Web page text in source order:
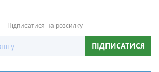
Підписатися на розсилку
ПІДПИСАТИСЯ